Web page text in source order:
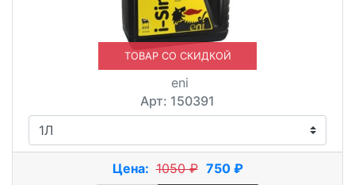
ТОВАР СО СКИДКОЙ
eni
Арт: 150391
Цена: 1050 ₽ 750 ₽